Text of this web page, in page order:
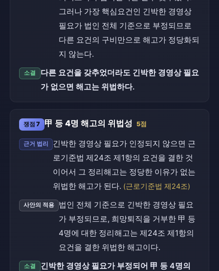
그러나 가장 핵심요건인 긴박한 경영상
필요가 법인 전체 기준으로 부정되므로
다른 요건의 구비만으로 해고가 정당화되
지 않는다.
소결
다른 요건을 갖추었더라도 긴박한 경영상 필요
가 없으면 해고는 위법하다.
쟁점 7 甲 등 4명 해고의 위법성 5점
근거 법리
긴박한 경영상 필요가 인정되지 않으면 근
로기준법 제24조 제1항의 요건을 결한 것
이어서 그 정리해고는 정당한 이유가 없는
위법한 해고가 된다. (근로기준법 제24조)
사안의 적용
법인 전체 기준으로 긴박한 경영상 필요
가 부정되므로, 희망퇴직을 거부한 甲 등
4명에 대한 정리해고는 제24조 제1항의
요건을 결한 위법한 해고이다.
소결
긴박한 경영상 필요가 부정되어 甲 등 4명의